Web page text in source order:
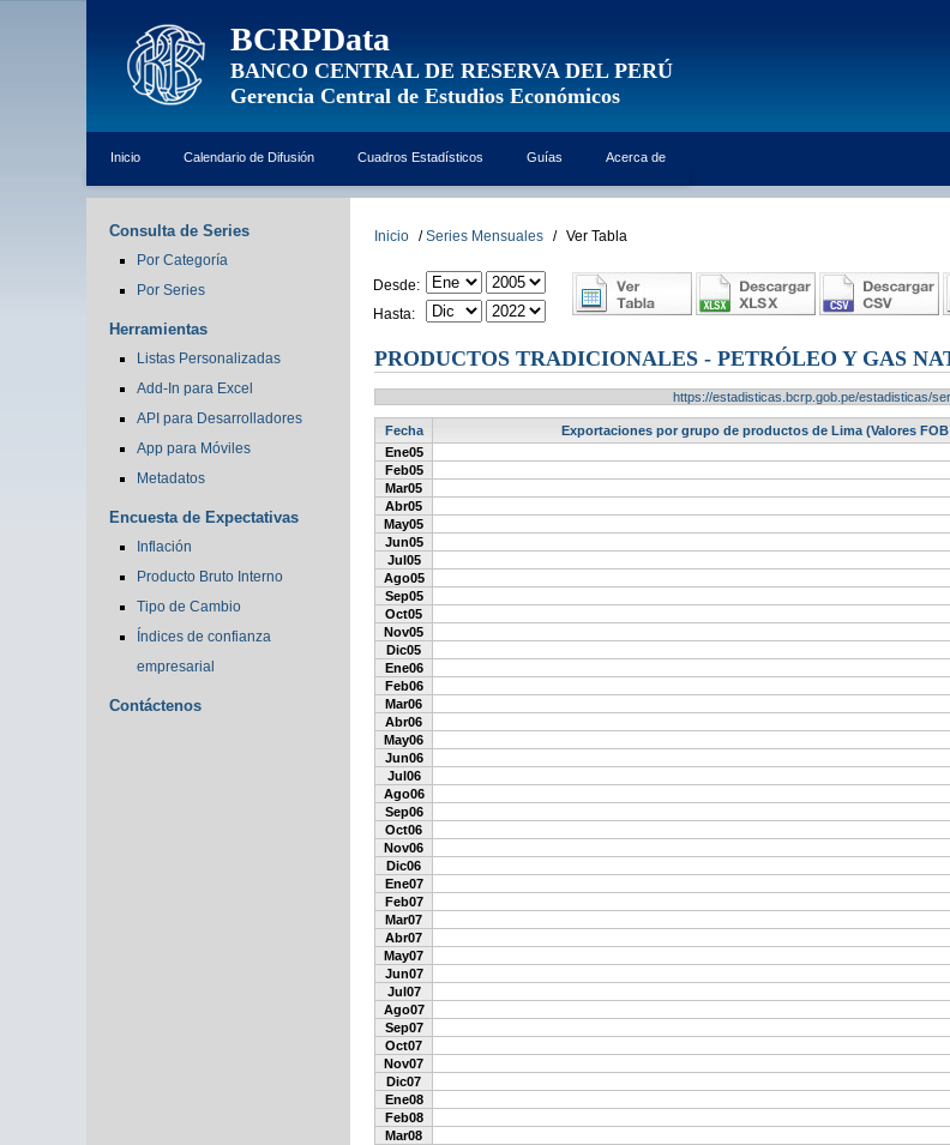
BCRPData
BANCO CENTRAL DE RESERVA DEL PERÚ
Gerencia Central de Estudios Económicos
Inicio Calendario de Difusión Cuadros Estadísticos Guías Acerca de
Consulta de Series
Por Categoría
Por Series
Herramientas
Listas Personalizadas
Add-In para Excel
API para Desarrolladores
App para Móviles
Metadatos
Encuesta de Expectativas
Inflación
Producto Bruto Interno
Tipo de Cambio
Índices de confianza
empresarial
Contáctenos
Inicio / Series Mensuales / Ver Tabla
Desde:
Hasta:
PRODUCTOS TRADICIONALES - PETRÓLEO Y GAS
https://estadisticas.bcrp.gob.pe/estadisticas/
Fecha
Exportaciones por grupo de productos de Lima (Valores
Ene05
Feb05
Mar05
Abr05
May05
Jun05
Jul05
Ago05
Sep05
Oct05
Nov05
Dic05
Ene06
Feb06
Mar06
Abr06
May06
Jun06
Jul06
Ago06
Sep06
Oct06
Nov06
Dic06
Ene07
Feb07
Mar07
Abr07
May07
Jun07
Jul07
Ago07
Sep07
Oct07
Nov07
Dic07
Ene08
Feb08
Mar08